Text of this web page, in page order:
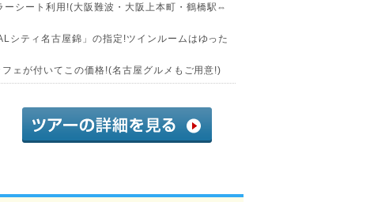
ーシート利用!(大阪難波・大阪上本町・鶴橋駅⇔
シティ名古屋錦」の指定!ツインルームはゆった
ェが付いてこの価格!(名古屋グルメもご用意!)